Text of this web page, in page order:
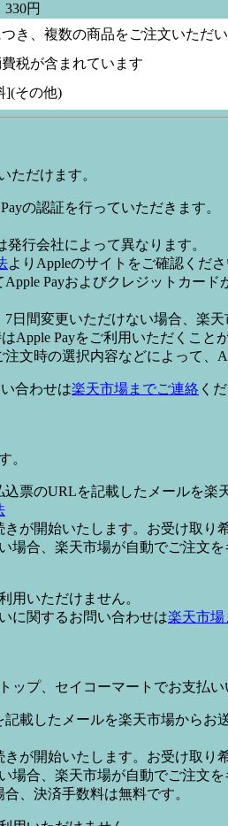
円
き、複数の商品をご注文いただ
税が含まれています
](その他)
ただけます。
の認証を行っていただきます。
行会社によって異なります。
よりAppleのサイトをご確認くださ
Payおよびクレジットカー
日間変更いただけない場合、楽
Apple Payをご利用いただくこと
文時の選択内容などによって、
合わせは楽天市場までご連絡 く
。
票のURLを記載したメールを楽
が開始いたします。お受け取り
場合、楽天市場が自動でご注文を
用いただけません。
に関するお問い合わせは楽天市場
ップ、セイコーマートでお支払い
載したメールを楽天市場からお
が開始いたします。お受け取り
場合、楽天市場が自動でご注文を
、決済手数料は無料です。